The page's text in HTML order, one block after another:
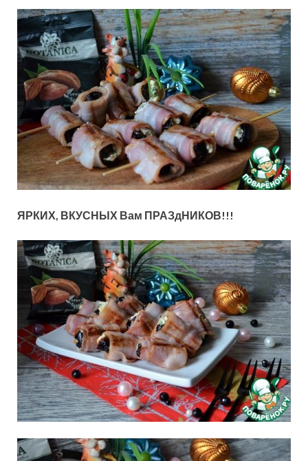
ЯРКИХ, ВКУСНЫХ Вам ПРАЗдНИКОВ!!!